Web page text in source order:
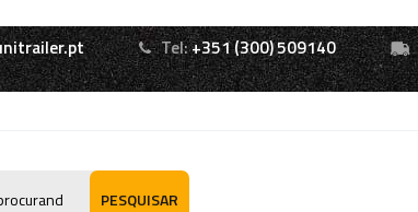
Tel:+351 (300) 509140
PESQUISAR